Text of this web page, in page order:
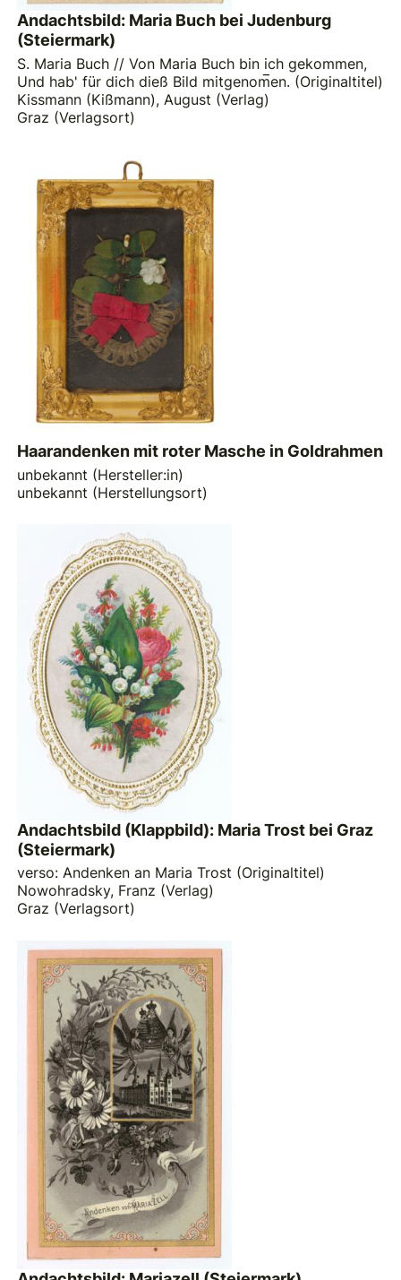
Andachtsbild: Maria Buch bei Judenburg
(Steiermark)
S. Maria Buch // Von Maria Buch bin ich gekommen,
Und hab' für dich dieß Bild mitgenom̅en. (Originaltitel)
Kissmann (Kißmann), August (Verlag)
Graz (Verlagsort)
Haarandenken mit roter Masche in Goldrahmen
unbekannt (Hersteller:in)
unbekannt (Herstellungsort)
Andachtsbild (Klappbild): Maria Trost bei Graz
(Steiermark)
verso: Andenken an Maria Trost (Originaltitel)
Nowohradsky, Franz (Verlag)
Graz (Verlagsort)